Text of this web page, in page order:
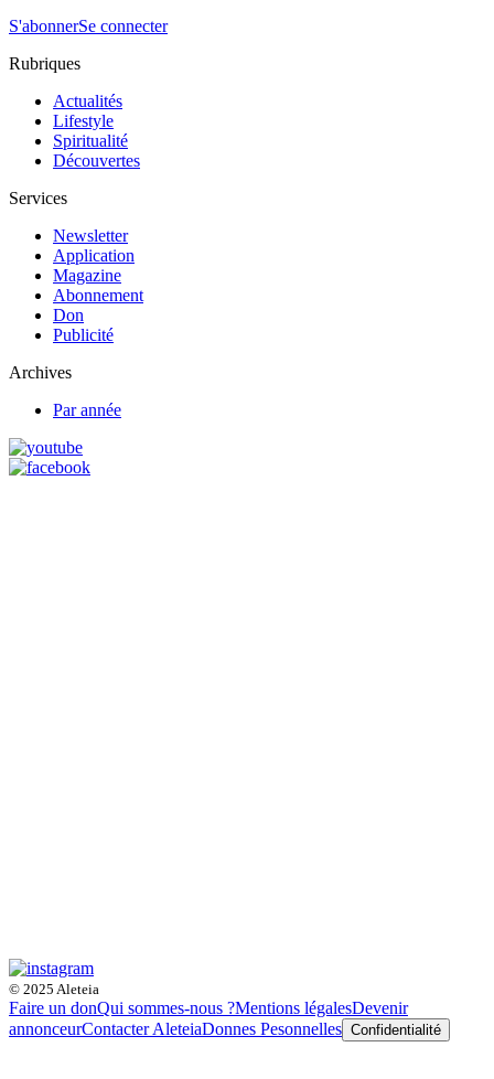
S'abonnerSe connecter
Rubriques
Actualités
Lifestyle
Spiritualité
Découvertes
Services
Newsletter
Application
Magazine
Abonnement
Don
Publicité
Archives
Par année
© 2025 Aleteia
Faire un donQui sommes-nous ?Mentions légalesDevenir
annonceurContacter AleteiaDonnes Pesonnelles Confidentialité